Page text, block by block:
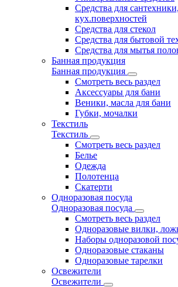
Средства для
кух.поверхностей
Средства для стекол
Средства для бытовой
Средства для мытья
Банная продукция
Банная продукция
Смотреть весь раздел
Аксессуары для бани
Веники, масла для бани
Губки, мочалки
Текстиль
Текстиль
Смотреть весь раздел
Белье
Одежда
Полотенца
Скатерти
Одноразовая посуда
Одноразовая посуда
Смотреть весь раздел
Одноразовые вилки,
Наборы одноразовой
Одноразовые стаканы
Одноразовые тарелки
Освежители
Освежители